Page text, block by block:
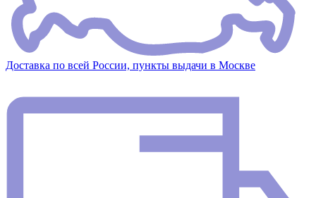
Доставка по всей России, пункты выдачи в Москве